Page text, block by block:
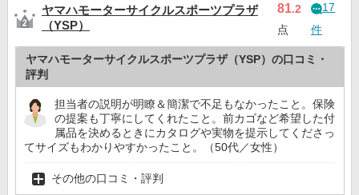
ヤマハモーターサイクルスポーツプラザ
（YSP）
81.2
点
17
件
ヤマハモーターサイクルスポーツプラザ（YSP）の口コミ・
評判
担当者の説明が明瞭＆簡潔で不足もなかったこと。保険
の提案も丁寧にしてくれたこと。前カゴなど希望した付
属品を決めるときにカタログや実物を提示してくださっ
てサイズもわかりやすかったこと。（50代／女性）
その他の口コミ・評判